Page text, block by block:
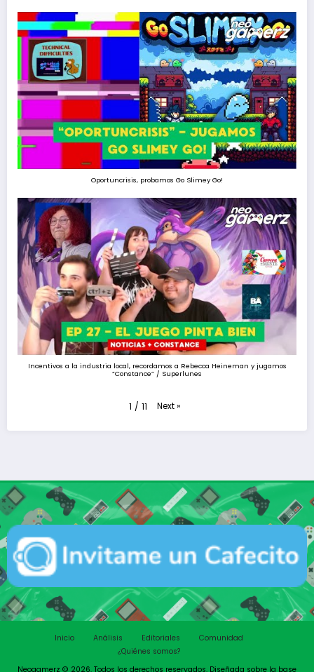
Oportuncrisis, probamos Go Slimey Go!
Incentivos a la industria local, recordamos a Rebecca Heineman y jugamos
“Constance” / Superlunes
1 / 11 Next»
Inicio Análisis Editoriales
Comunidad
¿Quiénes somos?
Neogamerz © 2026. Todos los derechos reservados. Diseñada sobre la base